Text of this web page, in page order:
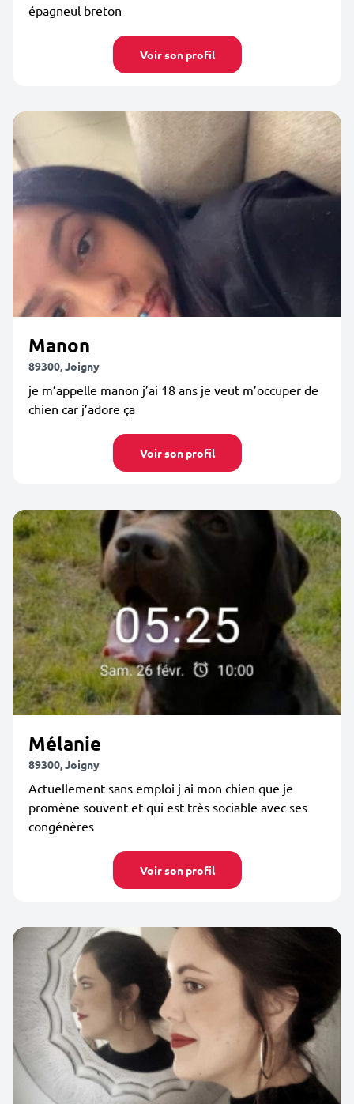
épagneul breton
Voir son profil
Manon
89300, Joigny
je m’appelle manon j’ai 18 ans je veut m’occuper de
chien car j’adore ça
Voir son profil
Mélanie
89300, Joigny
Actuellement sans emploi j ai mon chien que je
promène souvent et qui est très sociable avec ses
congénères
Voir son profil